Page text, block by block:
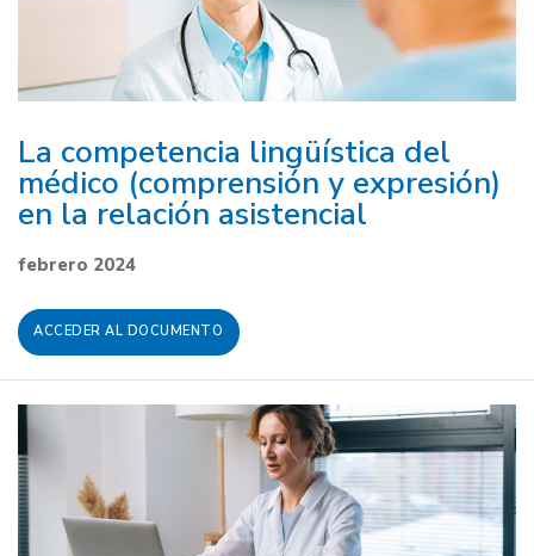
La competencia lingüística del
médico (comprensión y expresión)
en la relación asistencial
febrero 2024
ACCEDER AL DOCUMENTO